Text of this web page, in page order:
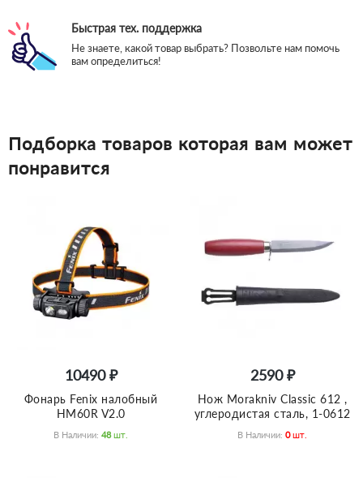
Быстрая тех. поддержка
Не знаете, какой товар выбрать? Позвольте нам помочь
вам определиться!
Подборка товаров которая вам может
понравится
10490 ₽
Фонарь Fenix налобный
HM60R V2.0
В Наличии: 48 Шт.
2590 ₽
Нож Morakniv Сlassic 612 ,
углеродистая сталь, 1-0612
В Наличии: 0 Шт.